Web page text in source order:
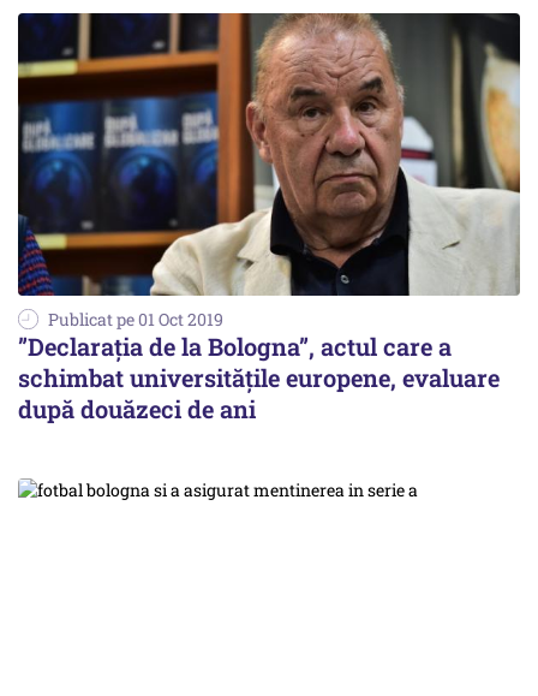
Publicat pe 01 Oct 2019
”Declarația de la Bologna”, actul care a
schimbat universitățile europene, evaluare
după douăzeci de ani